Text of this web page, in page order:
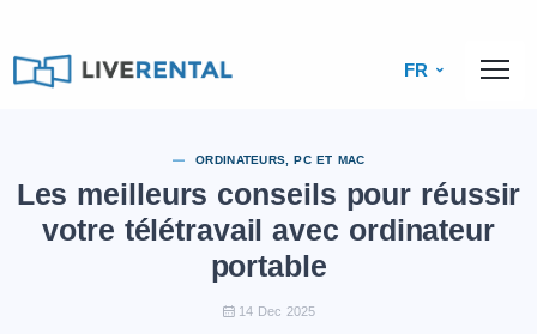
FR
ORDINATEURS, PC ET MAC
Les meilleurs conseils pour réussir
votre télétravail avec ordinateur
portable
14 Dec 2025